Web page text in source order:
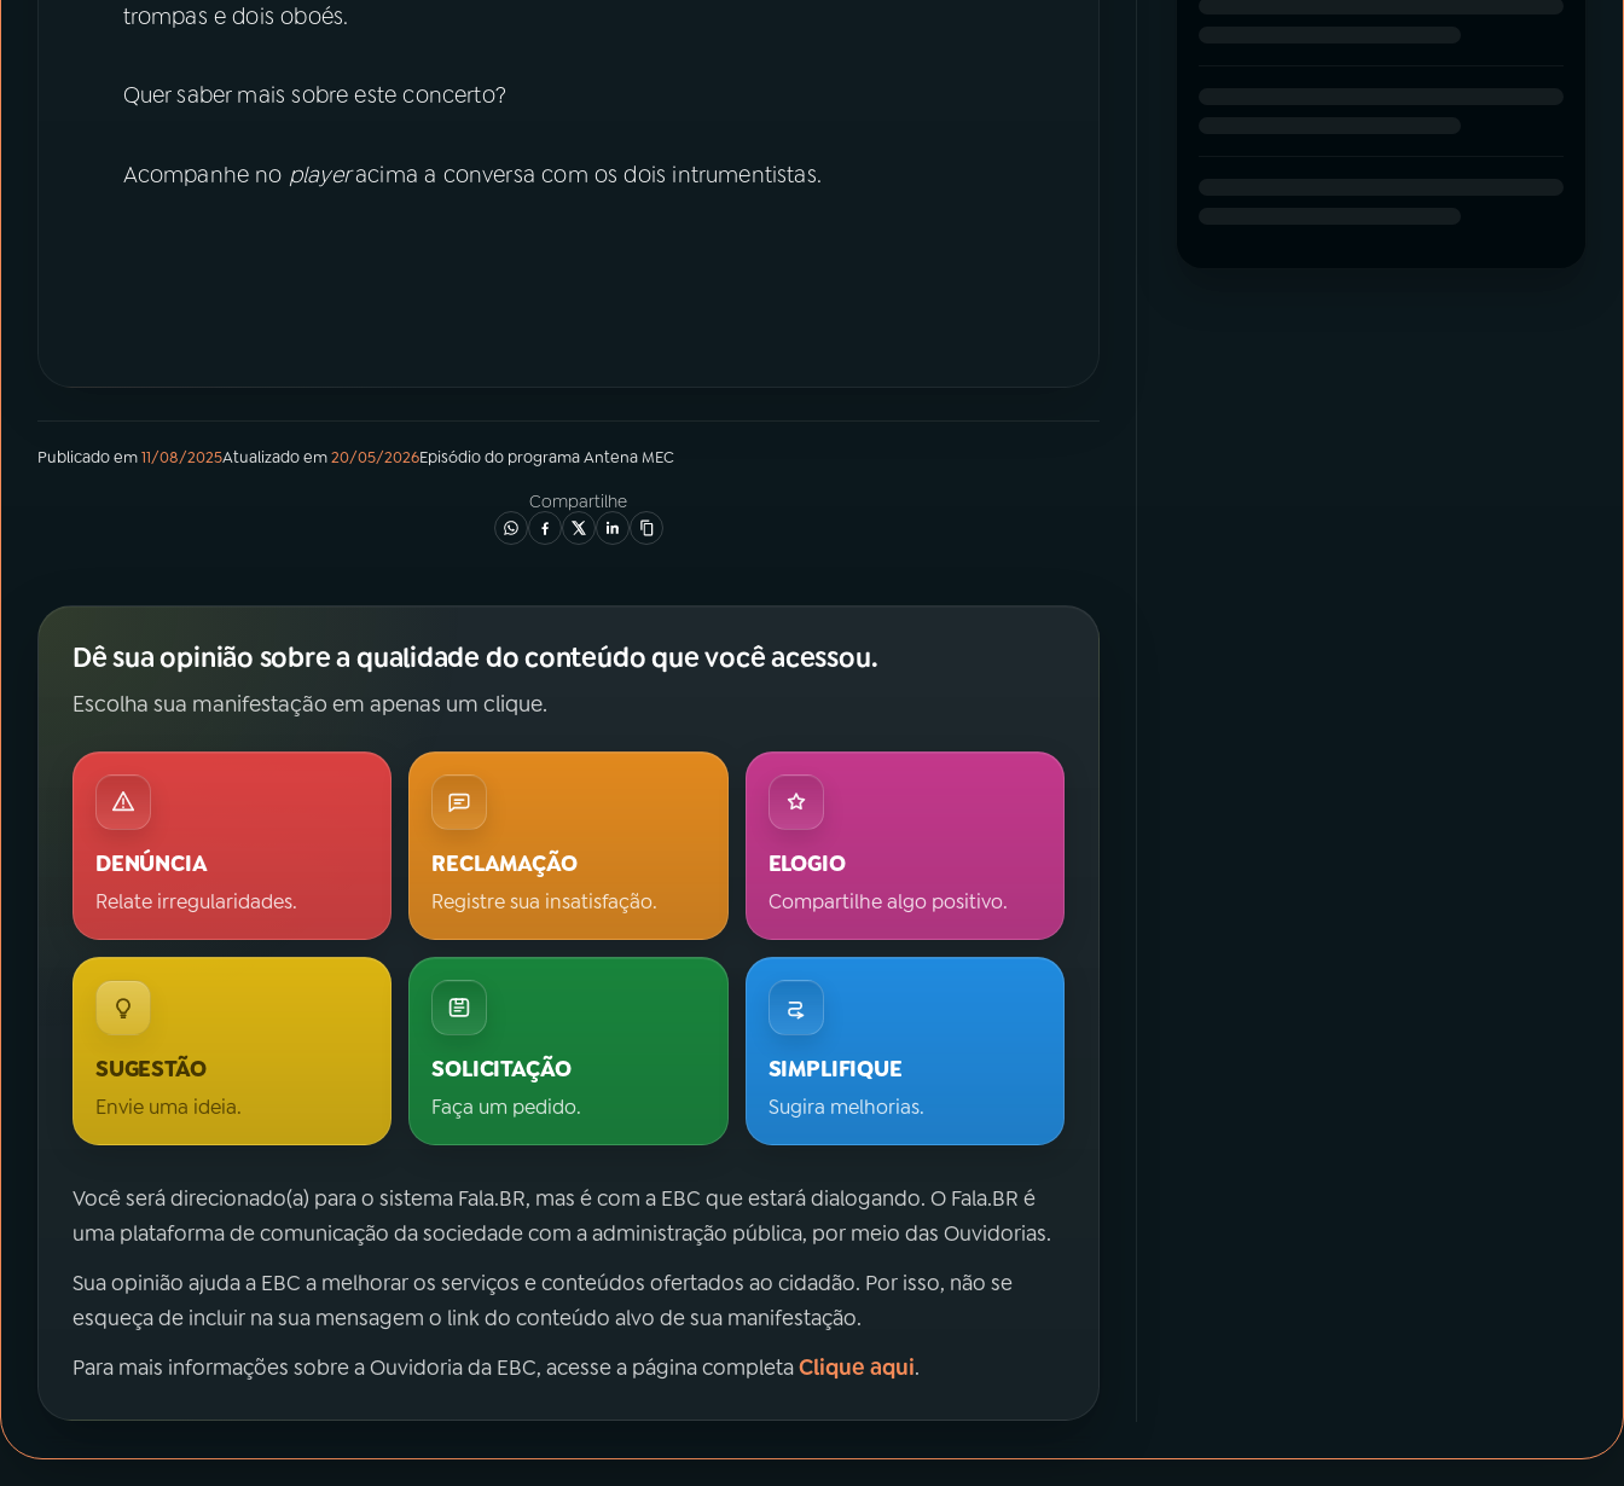
trompas e dois oboés.
Quer saber mais sobre este concerto?
Acompanhe no playeracima a conversa com os dois intrumentistas.
Publicado em11/08/2025Atualizado em20/05/2026Episódiodo programaAntena MEC
Compartilhe
Dê sua opinião sobre a qualidade do conteúdo que você acessou.
Escolha sua manifestação em apenas um clique.
DENÚNCIA
Relate irregularidades.
RECLAMAÇÃO
Registre sua insatisfação.
ELOGIO
Compartilhe algo positivo.
SUGESTÃO
Envie uma ideia.
SOLICITAÇÃO
Faça um pedido.
SIMPLIFIQUE
Sugira melhorias.
Você será direcionado(a) para o sistema Fala.BR, mas é com a EBC que estará dialogando. O Fala.BR é
uma plataforma de comunicação da sociedade com a administração pública, por meio das Ouvidorias.
Sua opinião ajuda a EBC a melhorar os serviços e conteúdos ofertados ao cidadão. Por isso, não se
esqueça de incluir na sua mensagem o link do conteúdo alvo de sua manifestação.
Para mais informações sobre a Ouvidoria da EBC, acesse a página completaClique aqui.